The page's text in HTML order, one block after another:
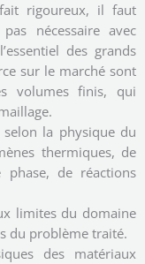
rigoureux, il faut
nécessaire avec
des grands
sur le marché sont
volumes finis, qui
la physique du
thermiques, de
phase, de réactions
limites du domaine
du problème traité.
des matériaux